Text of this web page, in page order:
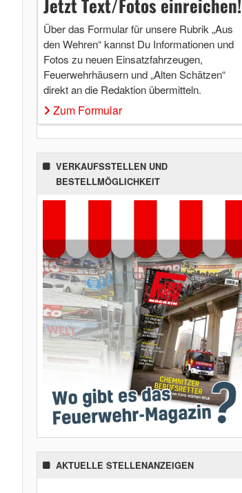
Über das Formular für unsere Rubrik „Aus
den Wehren“ kannst Du Informationen und
Fotos zu neuen Einsatzfahrzeugen,
Feuerwehrhäusern und „Alten Schätzen“
direkt an die Redaktion übermitteln.
Zum Formular
VERKAUFSSTELLEN UND
BESTELLMÖGLICHKEIT
AKTUELLE STELLENANZEIGEN